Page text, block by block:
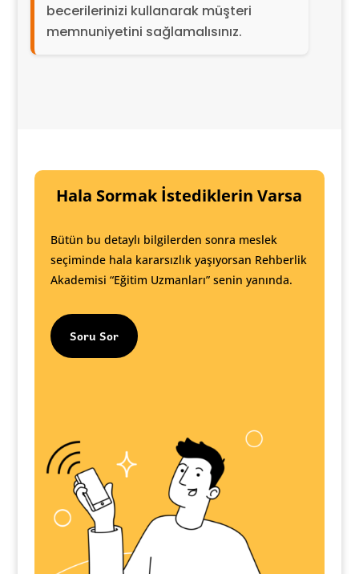
becerilerinizi kullanarak müşteri
memnuniyetini sağlamalısınız.
Hala Sormak İstediklerin Varsa
Bütün bu detaylı bilgilerden sonra meslek
seçiminde hala kararsızlık yaşıyorsan Rehberlik
Akademisi “Eğitim Uzmanları” senin yanında.
Soru Sor